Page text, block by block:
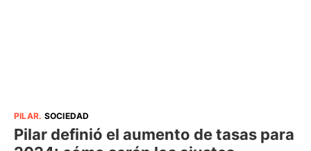
PILAR. SOCIEDAD
Pilar definió el aumento de tasas para